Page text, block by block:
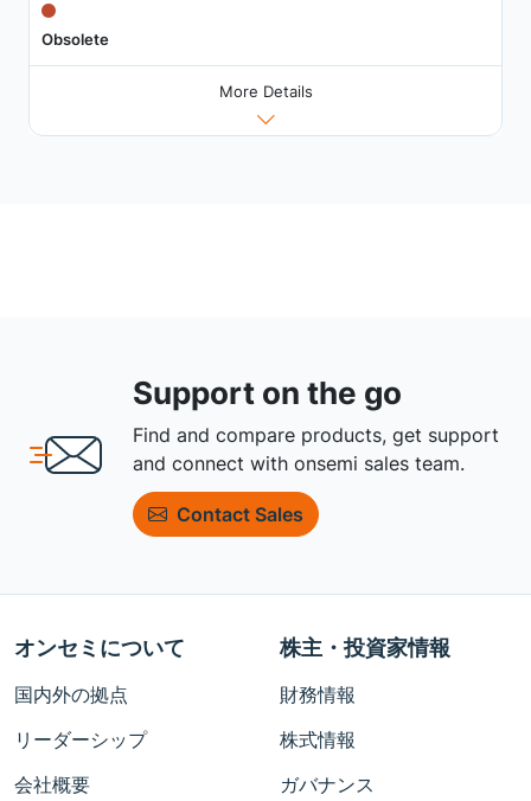
Obsolete
More Details
Support on the go
Find and compare products, get support
and connect with onsemi sales team.
Contact Sales
オンセミについて
国内外の拠点
リーダーシップ
会社概要
株主・投資家情報
財務情報
株式情報
ガバナンス